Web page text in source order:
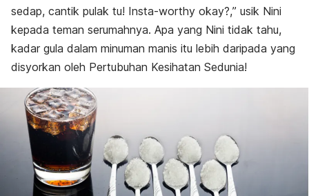
sedap, cantik pulak tu! Insta-worthy okay?,” usik Nini
kepada teman serumahnya. Apa yang Nini tidak tahu,
kadar gula dalam minuman manis itu lebih daripada yang
disyorkan oleh Pertubuhan Kesihatan Sedunia!